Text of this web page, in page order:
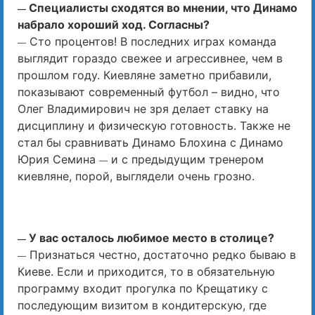
— Специалисты сходятся во мнении, что Динамо
набрало хороший ход. Согласны?
— Сто процентов! В последних играх команда
выглядит гораздо свежее и агрессивнее, чем в
прошлом году. Киевляне заметно прибавили,
показывают современный футбол – видно, что
Олег Владимирович не зря делает ставку на
дисциплину и физическую готовность. Также не
стал бы сравнивать Динамо Блохина с Динамо
Юрия Семина — и с предыдущим тренером
киевляне, порой, выглядели очень грозно.
— У вас осталось любимое место в столице?
— Признаться честно, достаточно редко бываю в
Киеве. Если и приходится, то в обязательную
программу входит прогулка по Крещатику с
последующим визитом в кондитерскую, где